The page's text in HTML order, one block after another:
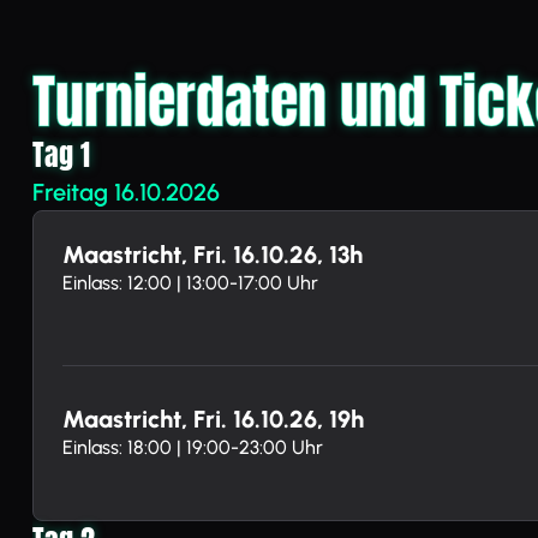
Turnierdaten und
Tag 1
Freitag 16.10.2026
Maastricht, Fri. 16.10.26, 13h
Einlass: 12:00 | 13:00-17:00 Uhr
Maastricht, Fri. 16.10.26, 19h
Einlass: 18:00 | 19:00-23:00 Uhr